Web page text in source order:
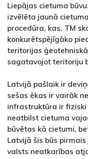
Liepājas cietuma
izvēlēta jaunā
procedūra, kas, TM
konkurētspējīgāko
teritorijas
sagatavojot teritoriju
Latvijā pašlaik ir
sešas ēkas ir vairāk
infrastruktūra ir fiziski
neatbilst cietuma
būvētas kā cietumi,
Latvijā šis būs
valsts neatkarības